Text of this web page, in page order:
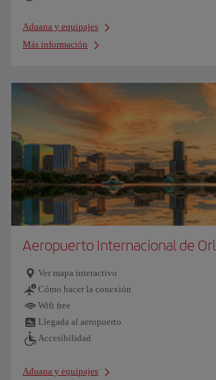
Aduana y equipajes
Más información
Aeropuerto Internacional de
Ver mapa interactivo
Cómo hacer la conexión
Wifi free
Llegada al aeropuerto
Accesibilidad
Aduana y equipajes